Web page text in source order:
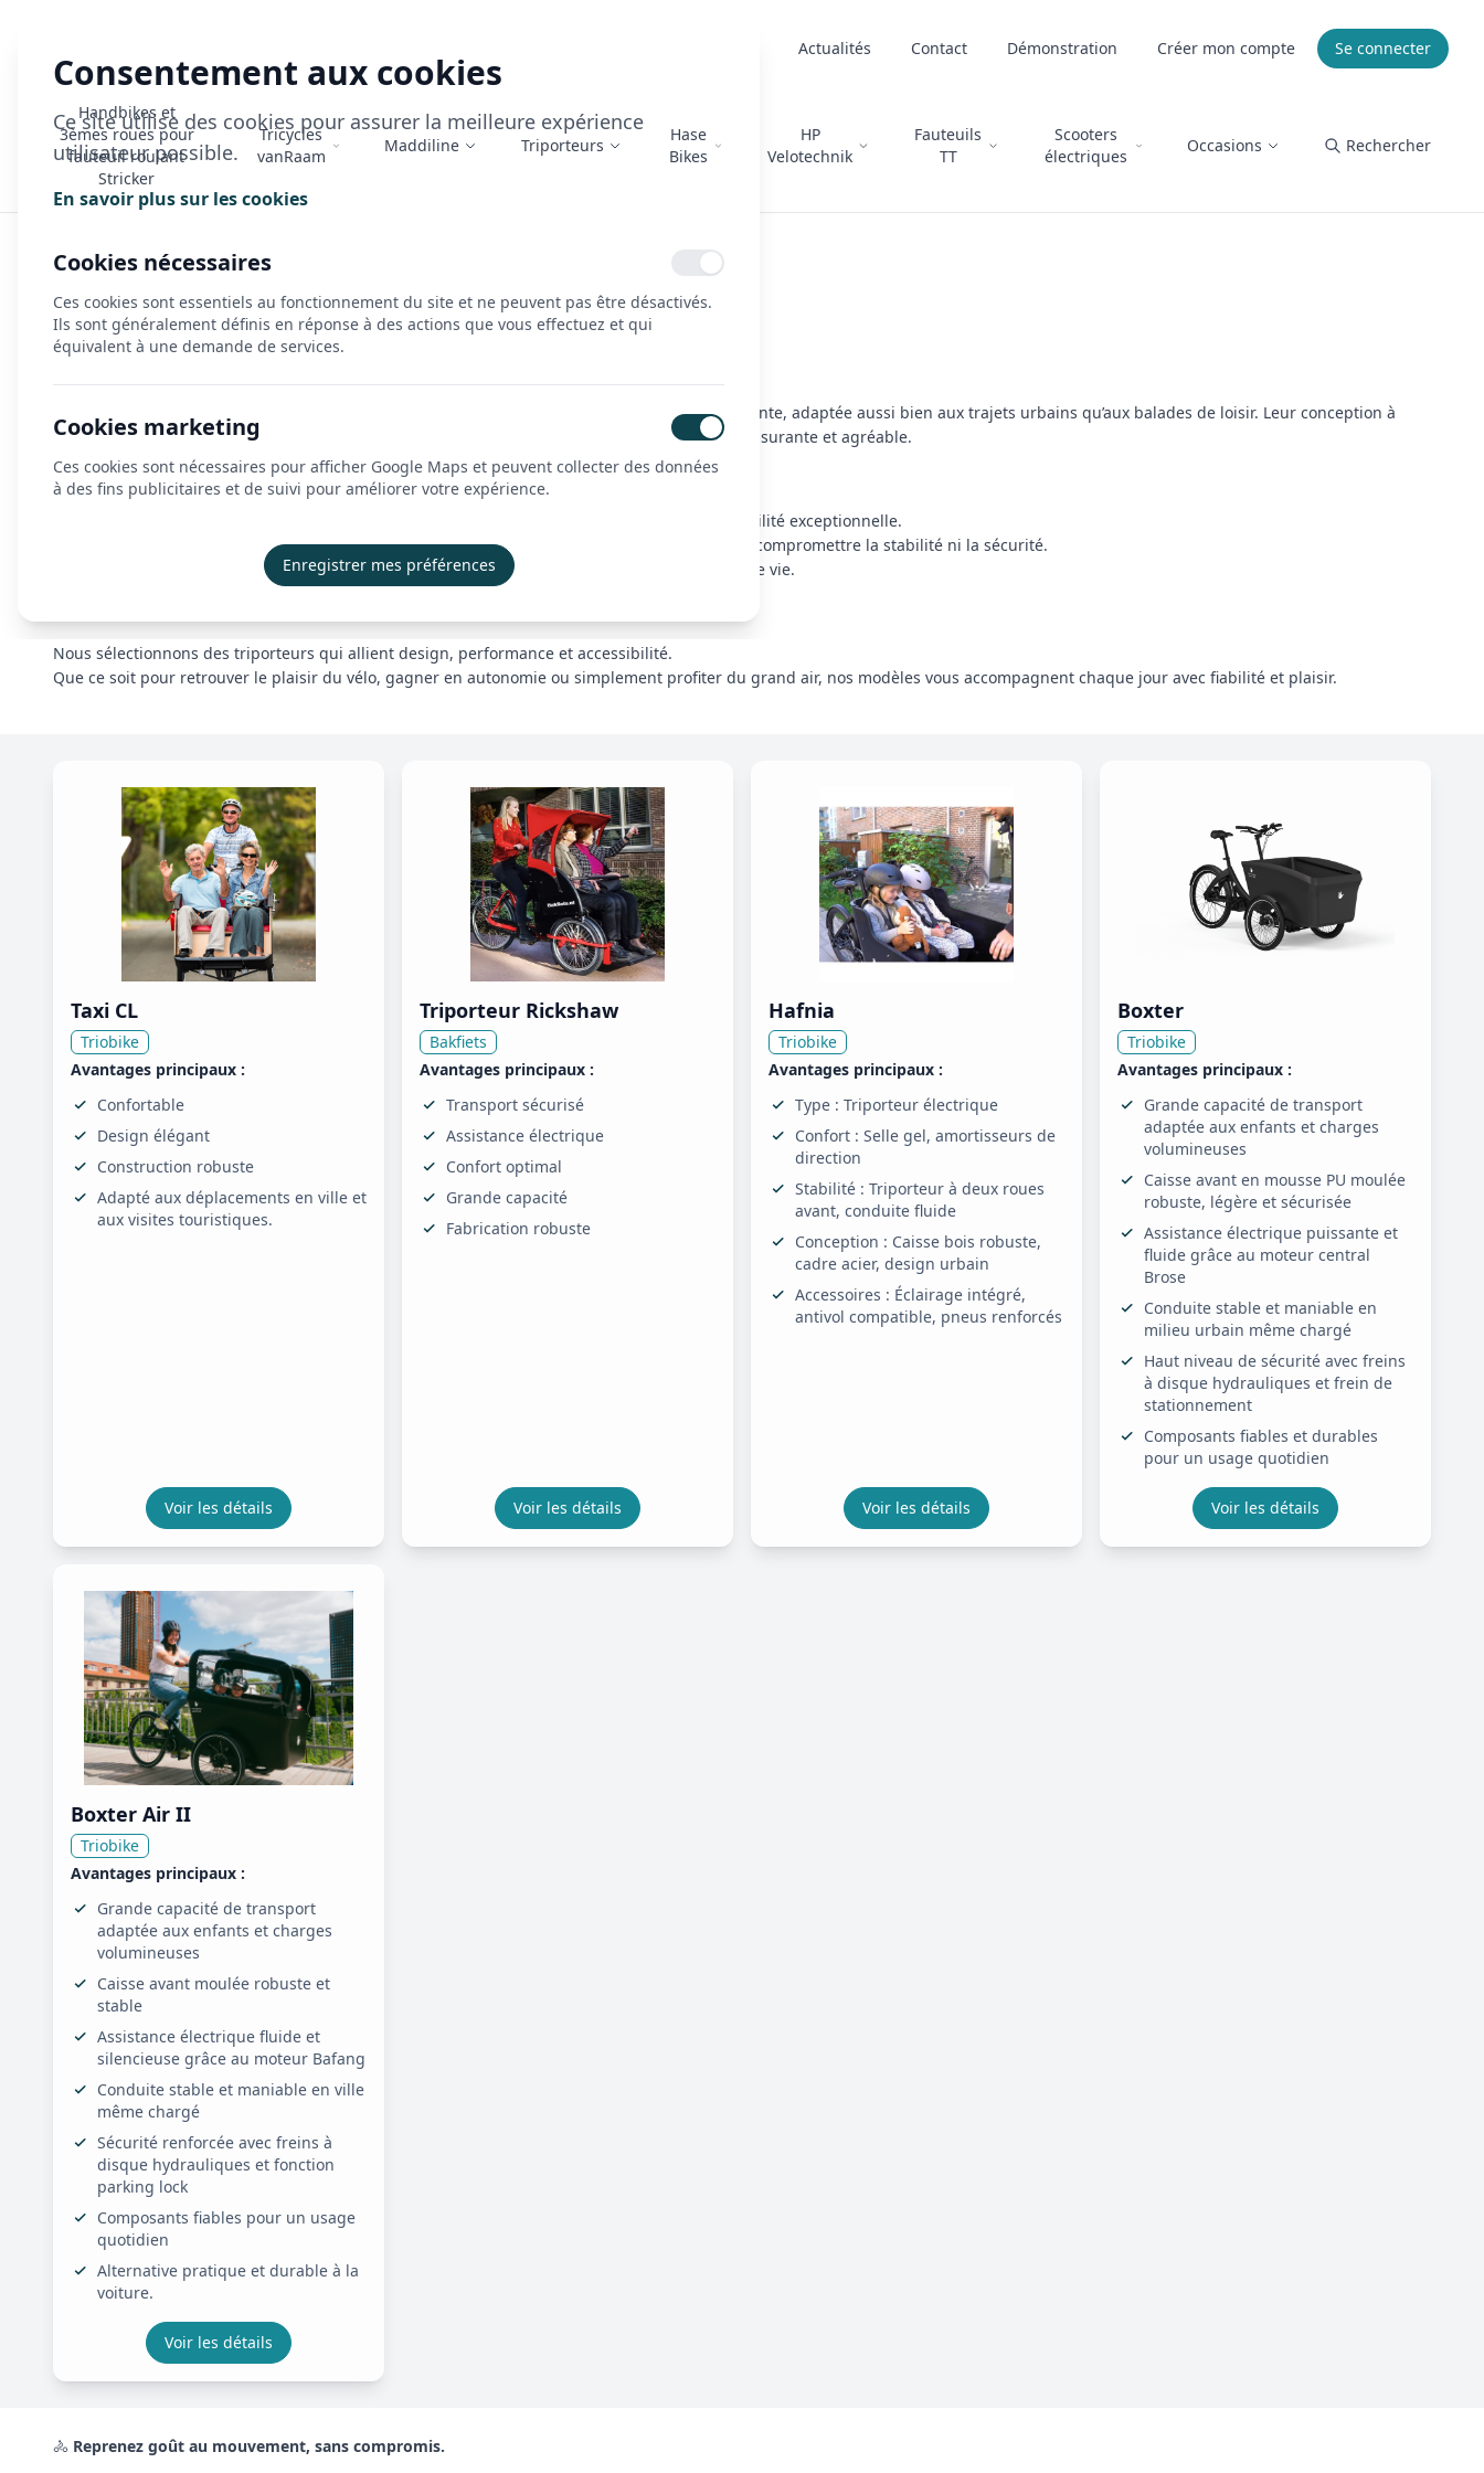
Actualités Contact Démonstration Créer mon compte Se connecter
Handbikes et
3èmes roues pour
fauteuil roulant
Stricker
Tricycles
vanRaam
Maddiline Triporteurs
Hase
Bikes
HP
Velotechnik
Fauteuils
TT
Scooters
électriques
Occasions Rechercher
Triporteurs
Pensés pour faciliter vos déplacements quotidiens, ils offrent une solution de mobilité polyvalente, adaptée aussi bien aux trajets urbains qu’aux balades de loisir. Leur conception à
trois roues assure un excellent maintien à l’arrêt comme en mouvement, pour une conduite rassurante et agréable.
⚙️Un confort de conduite incomparable.
Nos triporteurs se distinguent par leur assise ergonomique, leur cadre robuste et leur maniabilité exceptionnelle.
Ils permettent de transporter facilement vos courses, vos affaires ou même un passager, sans compromettre la stabilité ni la sécurité.
Disponibles avec ou sans assistance électrique, ils s’adaptent à vos besoins et à votre rythme de vie.
Nous sélectionnons des triporteurs qui allient design, performance et accessibilité.
Que ce soit pour retrouver le plaisir du vélo, gagner en autonomie ou simplement profiter du grand air, nos modèles vous accompagnent chaque jour avec fiabilité et plaisir.
Taxi CL
Triobike
Avantages principaux :
Confortable
Design élégant
Construction robuste
Adapté aux déplacements en ville et
aux visites touristiques.
Voir les détails
Triporteur Rickshaw
Bakfiets
Avantages principaux :
Transport sécurisé
Assistance électrique
Confort optimal
Grande capacité
Fabrication robuste
Voir les détails
Hafnia
Triobike
Avantages principaux :
Type : Triporteur électrique
Confort : Selle gel, amortisseurs de
direction
Stabilité : Triporteur à deux roues
avant, conduite fluide
Conception : Caisse bois robuste,
cadre acier, design urbain
Accessoires : Éclairage intégré,
antivol compatible, pneus renforcés
Voir les détails
Boxter
Triobike
Avantages principaux :
Grande capacité de transport
adaptée aux enfants et charges
volumineuses
Caisse avant en mousse PU moulée
robuste, légère et sécurisée
Assistance électrique puissante et
fluide grâce au moteur central
Brose
Conduite stable et maniable en
milieu urbain même chargé
Haut niveau de sécurité avec freins
à disque hydrauliques et frein de
stationnement
Composants fiables et durables
pour un usage quotidien
Voir les détails
Boxter Air II
Triobike
Avantages principaux :
Grande capacité de transport
adaptée aux enfants et charges
volumineuses
Caisse avant moulée robuste et
stable
Assistance électrique fluide et
silencieuse grâce au moteur Bafang
Conduite stable et maniable en ville
même chargé
Sécurité renforcée avec freins à
disque hydrauliques et fonction
parking lock
Composants fiables pour un usage
quotidien
Alternative pratique et durable à la
voiture.
Voir les détails
🚴 Reprenez goût au mouvement, sans compromis.
Consentement aux cookies
Ce site utilise des cookies pour assurer la meilleure expérience
utilisateur possible.
En savoir plus sur les cookies
Cookies nécessaires
Ces cookies sont essentiels au fonctionnement du site et ne peuvent pas être désactivés.
Ils sont généralement définis en réponse à des actions que vous effectuez et qui
équivalent à une demande de services.
Cookies marketing
Ces cookies sont nécessaires pour afficher Google Maps et peuvent collecter des données
à des fins publicitaires et de suivi pour améliorer votre expérience.
Enregistrer mes préférences